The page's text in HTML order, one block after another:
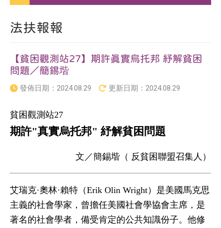
法扶報報
【貧困觀測站27】期許真實烏托邦 紓解貧困
問題／簡錫堦
發佈日期： 2024.08.29 更新日期： 2024.08.29
貧困觀測站27
期許"真實烏托邦" 紓解貧困問題
文／簡錫堦（ 反貧困聯盟召集人）
艾瑞克·奧林·賴特（Erik Olin Wright）是美國馬克思
主義的社會學家，曾擔任美國社會學協會主席，是
著名的社會學者，備受肯定的公共知識份子。他修